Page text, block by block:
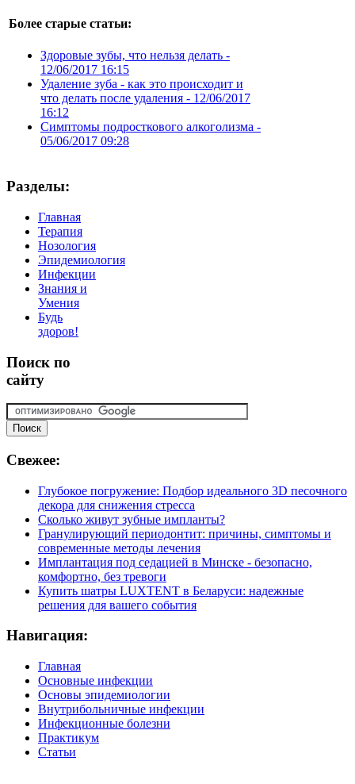
Более старые статьи:
Здоровые зубы, что нельзя делать -
12/06/2017 16:15
Удаление зуба - как это происходит и
что делать после удаления - 12/06/2017
16:12
Симптомы подросткового алкоголизма -
05/06/2017 09:28
Разделы:
Главная
Терапия
Нозология
Эпидемиология
Инфекции
Знания и
Умения
Будь
здоров!
Поиск по
сайту
Свежее:
Глубокое погружение: Подбор идеального 3D песочного
декора для снижения стресса
Сколько живут зубные импланты?
Гранулирующий периодонтит: причины, симптомы и
современные методы лечения
Имплантация под седацией в Минске - безопасно,
комфортно, без тревоги
Купить шатры LUXTENT в Беларуси: надежные
решения для вашего события
Навигация:
Главная
Основные инфекции
Основы эпидемиологии
Внутрибольничные инфекции
Инфекционные болезни
Практикум
Статьи